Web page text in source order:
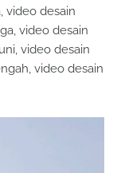
video desain
video desain
video desain
video desain